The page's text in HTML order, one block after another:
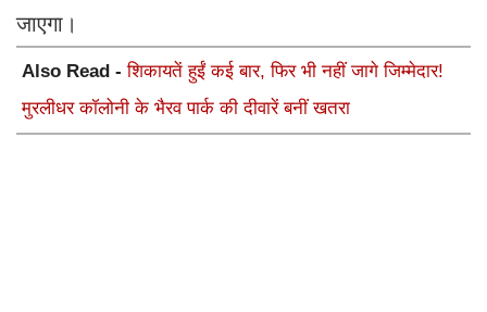
जाएगा।
Also Read -शिकायतें हुईं कई बार, फिर भी नहीं जागे जिम्मेदार!
मुरलीधर कॉलोनी के भैरव पार्क की दीवारें बनीं खतरा